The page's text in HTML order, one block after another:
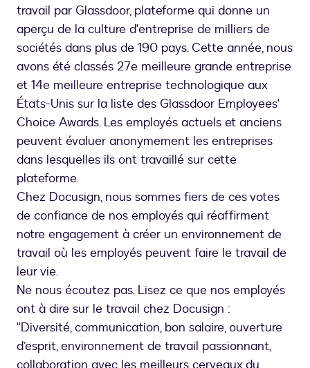
travail par Glassdoor, plateforme qui donne un
aperçu de la culture d'entreprise de milliers de
sociétés dans plus de 190 pays. Cette année, nous
avons été classés 27e meilleure grande entreprise
et 14e meilleure entreprise technologique aux
États-Unis sur la liste des Glassdoor Employees'
Choice Awards. Les employés actuels et anciens
peuvent évaluer anonymement les entreprises
dans lesquelles ils ont travaillé sur cette
plateforme.
Chez Docusign, nous sommes fiers de ces votes
de confiance de nos employés qui réaffirment
notre engagement à créer un environnement de
travail où les employés peuvent faire le travail de
leur vie.
Ne nous écoutez pas. Lisez ce que nos employés
ont à dire sur le travail chez Docusign :
"Diversité, communication, bon salaire, ouverture
d’esprit, environnement de travail passionnant,